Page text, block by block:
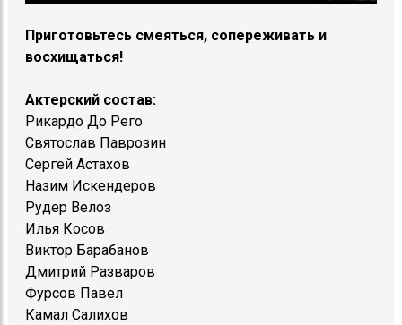
Приготовьтесь смеяться, сопереживать и
восхищаться!
Актерский состав:
Рикардо До Рего
Святослав Паврозин
Сергей Астахов
Назим Искендеров
Рудер Велоз
Илья Косов
Виктор Барабанов
Дмитрий Разваров
Фурсов Павел
Камал Салихов